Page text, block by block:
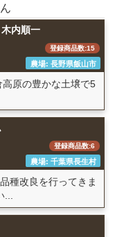
内順一
登録商品数:15
農場: 長野県飯山市
原の豊かな土壌で5
登録商品数:6
農場: 千葉県長生村
種改良を行ってきま